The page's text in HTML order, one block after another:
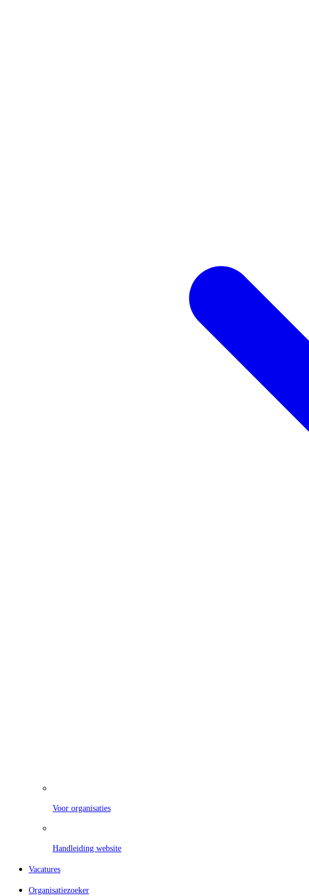
Voor organisaties
Handleiding website
Vacatures
Organisatiezoeker